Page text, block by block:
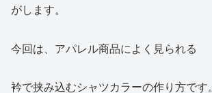
がします。
今回は、アパレル商品によく見られる
衿で挟み込むシャツカラーの作り方です。